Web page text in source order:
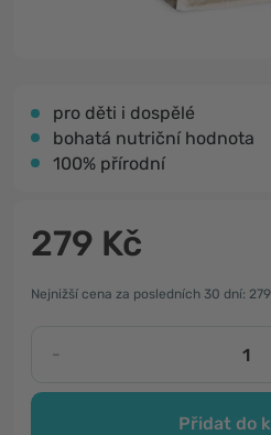
pro děti i dospělé
bohatá nutriční hodnota
100% přírodní
279 Kč
Nejnižší cena za posledních 30 dní:
-
Přidat do